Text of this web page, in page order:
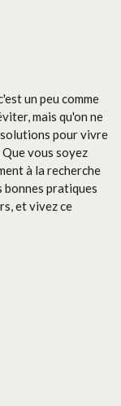
un peu comme
mais qu'on ne
solutions pour vivre
vous soyez
à la recherche
bonnes pratiques
et vivez ce